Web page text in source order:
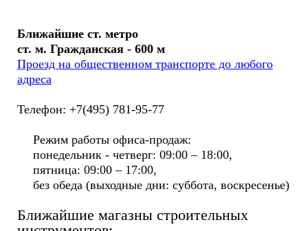
Ближайшие ст. метро
ст. м. Гражданская - 600 м
Проезд на общественном транспорте до любого
адреса
Телефон: +7(495) 781-95-77
Режим работы офиса-продаж:
понедельник - четверг: 09:00 – 18:00,
пятница: 09:00 – 17:00,
без обеда (выходные дни: суббота, воскресенье)
Ближайшие магазны строительных